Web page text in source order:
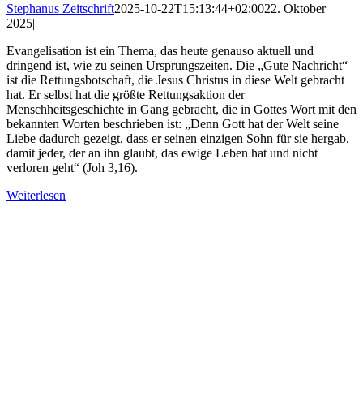
Stephanus Zeitschrift2025-10-22T15:13:44+02:0022. Oktober
2025|
Evangelisation ist ein Thema, das heute genauso aktuell und
dringend ist, wie zu seinen Ursprungszeiten. Die „Gute Nachricht“
ist die Rettungsbotschaft, die Jesus Christus in diese Welt gebracht
hat. Er selbst hat die größte Rettungsaktion der
Menschheitsgeschichte in Gang gebracht, die in Gottes Wort mit den
bekannten Worten beschrieben ist: „Denn Gott hat der Welt seine
Liebe dadurch gezeigt, dass er seinen einzigen Sohn für sie hergab,
damit jeder, der an ihn glaubt, das ewige Leben hat und nicht
verloren geht“ (Joh 3,16).
Weiterlesen